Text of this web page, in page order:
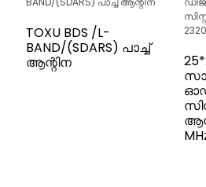
TOXU BDS /L-
BAND/(SDARS) പാച്ച്
ആന്റിന